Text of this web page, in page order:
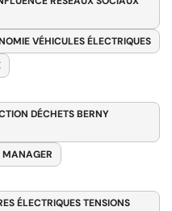
VÉHICULES ÉLECTRIQUES
DÉCHETS BERNY
MANAGER
ÉLECTRIQUES TENSIONS